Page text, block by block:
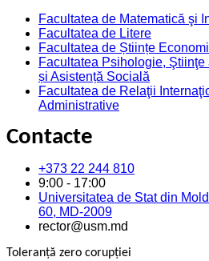
Facultatea de Matematică şi
Facultatea de Litere
Facultatea de Științe
Facultatea Psihologie,
și Asistență Socială
Facultatea de Relaţii
Administrative
Contacte
+373 22 244 810
9:00 - 17:00
Universitatea de Stat din
60, MD-2009
rector@usm.md
Toleranță zero corupției